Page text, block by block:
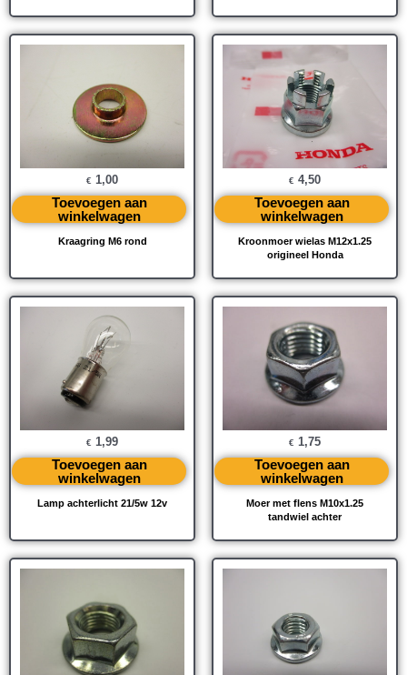
Kraagring M6 rond
€ 1,00
Toevoegen aan
winkelwagen
Kroonmoer wielas M12x1.25
origineel Honda
€ 4,50
Toevoegen aan
winkelwagen
Lamp achterlicht 21/5w 12v
€ 1,99
Toevoegen aan
winkelwagen
Moer met flens M10x1.25
tandwiel achter
€ 1,75
Toevoegen aan
winkelwagen